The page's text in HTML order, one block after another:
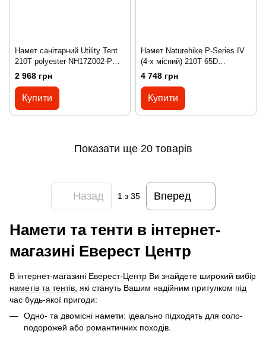
Намет санітарний Utility Tent
210T polyester NH17Z002-P
brown
2 968 грн
Купити
Намет Naturehike P-Series IV
(4-х місний) 210T 65D
polyester Graphic NH18Z044-P
4 748 грн
Купити
Показати ще 20 товарів
Назад 1з 35 Вперед
Намети та тенти в інтернет-
магазині Еверест Центр
В інтернет-магазині Еверест-Центр Ви знайдете широкий вибір
наметів та тентів, які стануть Вашим надійним притулком під
час будь-якої пригоди:
Одно- та двомісні намети: ідеально підходять для соло-
подорожей або романтичних походів.